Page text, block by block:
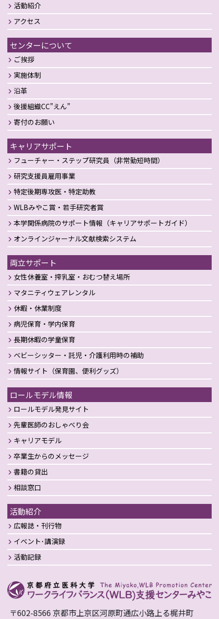
活動紹介
アクセス
センターについて
ご挨拶
実施体制
沿革
後援組織CC”えん”
寄付のお願い
キャリアサポート
フューチャー・ステップ研究員（非常勤短時間）
研究支援員雇用事業
特定後期専攻医・特定助教
WLBみやこ賞・若手研究者賞
本学関係病院のサポート情報（キャリアサポートガイド）
オンラインジャーナル文献検索システム
両立サポート
女性休養室・搾乳室・おむつ替え場所
マタニティウェアレンタル
休暇・休業制度
病児保育・学内保育
長期休暇の学童保育
ベビーシッター・託児・介護利用時の補助
情報サイト（保育園、便利グッズ）
ロールモデル情報
ロールモデル発見サイト
先輩医師のおしゃべり会
キャリアモデル
卒業生からのメッセージ
書籍の貸出
相談窓口
活動紹介
広報誌・刊行物
イベント･講演録
活動記録
〒602-8566 京都市上京区河原町通広小路上る梶井町